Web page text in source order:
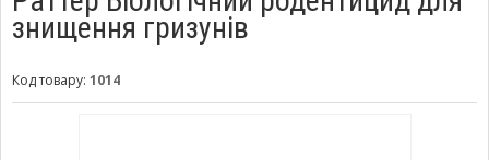
знищення гризунів
Код товару: 1014